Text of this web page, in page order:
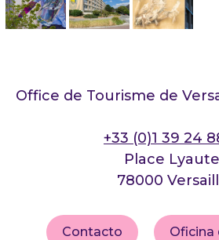
Office de Tourisme de
+33 (0)1 39 24
Place
78000
Contacto Oficina